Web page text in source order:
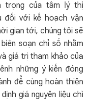
trọng của tâm lý thị
với kế hoạch vận
gian tới, chúng tôi sẽ
soạn chỉ số nhằm
giá trị tham khảo của
những ý kiến đóng
để cùng hoàn thiện
giá nguyên liệu chì